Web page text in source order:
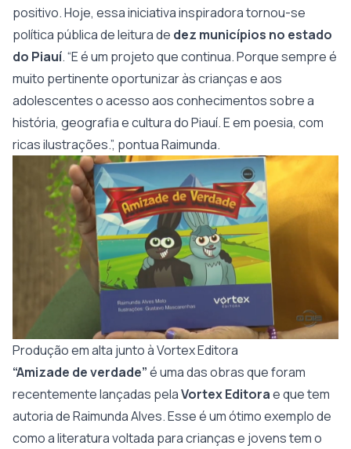
positivo. Hoje, essa iniciativa inspiradora tornou-se
política pública de leitura de dez municípios no estado
do Piauí. “E é um projeto que continua. Porque sempre é
muito pertinente oportunizar às crianças e aos
adolescentes o acesso aos conhecimentos sobre a
história, geografia e cultura do Piauí. E em poesia, com
ricas ilustrações.”, pontua Raimunda.
Produção em alta junto à Vortex Editora
“Amizade de verdade”é uma das obras que foram
recentemente lançadas pelaVortex Editorae que tem
autoria de Raimunda Alves. Esse é um ótimo exemplo de
como a literatura voltada para crianças e jovens tem o